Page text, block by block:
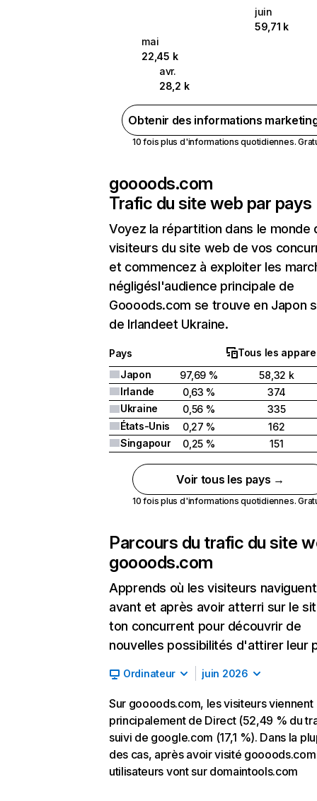
juin
59,71 k
mai
22,45 k
avr.
28,2 k
Obtenir des informations
10 fois plus d'informations quotidiennes.
goooods.com
Trafic du site web par pays
Voyez la répartition dans le monde
visiteurs du site web de vos
et commencez à exploiter les
négligésl'audience principale de
Goooods.com se trouve en Japon
de Irlandeet Ukraine.
Pays
Tous les
Japon
97,69 %
58,32 k
Irlande
0,63 %
374
Ukraine
0,56 %
335
États-Unis
0,27 %
162
Singapour
0,25 % 151
Voir tous les pays →
10 fois plus d'informations quotidiennes.
Parcours du trafic du site
goooods.com
Apprends où les visiteurs naviguent
avant et après avoir atterri sur le
ton concurrent pour découvrir de
nouvelles possibilités d'attirer leur
Ordinateur juin 2026
Sur goooods.com, les visiteurs viennent
principalement de Direct (52,49 % du
suivi de google.com (17,1 %). Dans la
des cas, après avoir visité
utilisateurs vont sur domaintools.com